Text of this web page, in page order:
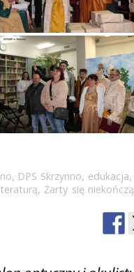
, DPS Skrzynno, edukacja,
,Żarty się niekończą